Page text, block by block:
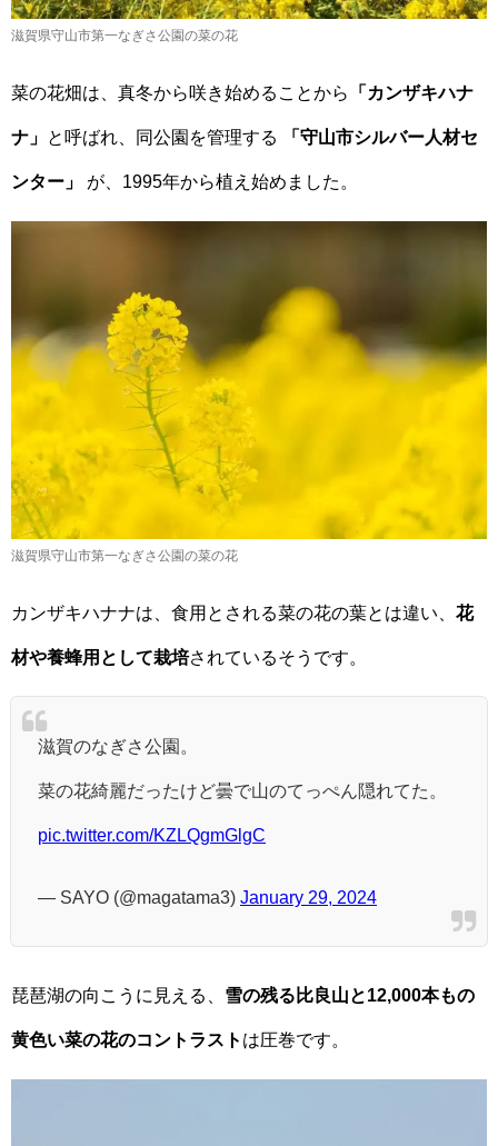
滋賀県守山市第一なぎさ公園の菜の花
菜の花畑は、真冬から咲き始めることから 「カンザキハナ
ナ」 と呼ばれ、同公園を管理する 「守山市シルバー人材セ
ンター」 が、1995年から植え始めました。
滋賀県守山市第一なぎさ公園の菜の花
カンザキハナナは、食用とされる菜の花の葉とは違い、 花
材や養蜂用として栽培されているそうです。
滋賀のなぎさ公園。
菜の花綺麗だったけど曇で山のてっぺん隠れてた。
pic.twitter.com/KZLQgmGlgC
— SAYO (@magatama3) January 29, 2024
琵琶湖の向こうに見える、 雪の残る比良山と12,000本もの
黄色い菜の花のコントラスト は圧巻です。